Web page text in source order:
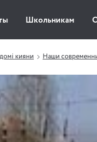
Школьникам
кияни Наши